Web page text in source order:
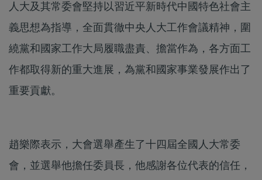
人大及其常委會堅持以習近平新時代中國特色社會主
義思想為指導，全面貫徹中央人大工作會議精神，圍
繞黨和國家工作大局履職盡責、擔當作為，各方面工
作都取得新的重大進展，為黨和國家事業發展作出了
重要貢獻。
趙樂際表示，大會選舉產生了十四屆全國人大常委
會，並選舉他擔任委員長，他感謝各位代表的信任，